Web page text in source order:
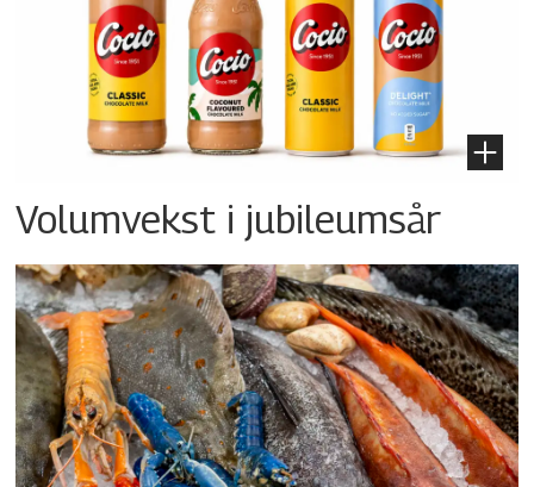
Volumvekst i jubileumsår